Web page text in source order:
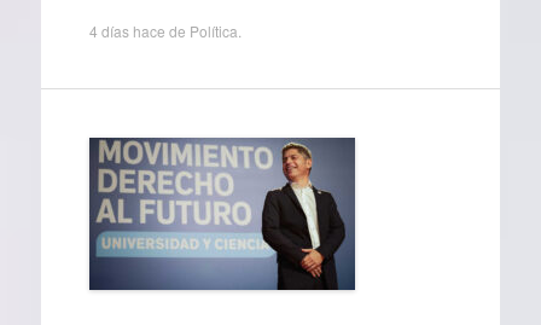
4 días hace de Política